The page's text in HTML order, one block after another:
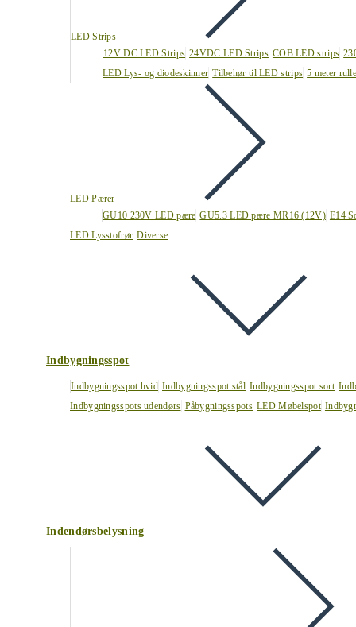
LED Strips
12V DC LED Strips 24VDC LED Strips COB LED strips
LED Lys- og diodeskinner Tilbehør til LED strips 5 meter
LED Pærer
GU10 230V LED pære GU5.3 LED pære MR16 (12V) E14
LED Lysstofrør Diverse
Indbygningsspot
Indbygningsspot hvid Indbygningsspot stål Indbygningsspot sort
Indbygningsspots udendørs Påbygningsspots LED Møbelspot
Indendørsbelysning